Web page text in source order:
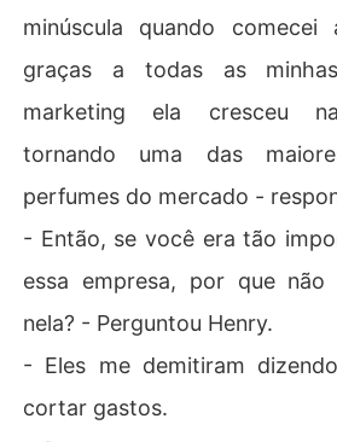
minúscula quando
graças a todas as
marketing ela cresceu
tornando uma das
perfumes do mercado -
- Então, se você era tão
essa empresa, por que não
nela? - Perguntou Henry.
- Eles me demitiram
cortar gastos.